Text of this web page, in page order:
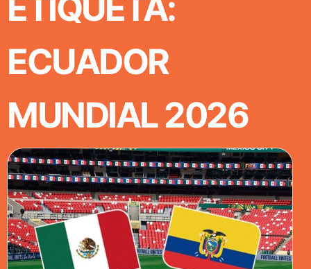
ECUADOR
MUNDIAL 2026